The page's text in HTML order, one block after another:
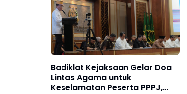
Badiklat Kejaksaan Gelar Doa
Lintas Agama untuk
Keselamatan Peserta PPPJ,